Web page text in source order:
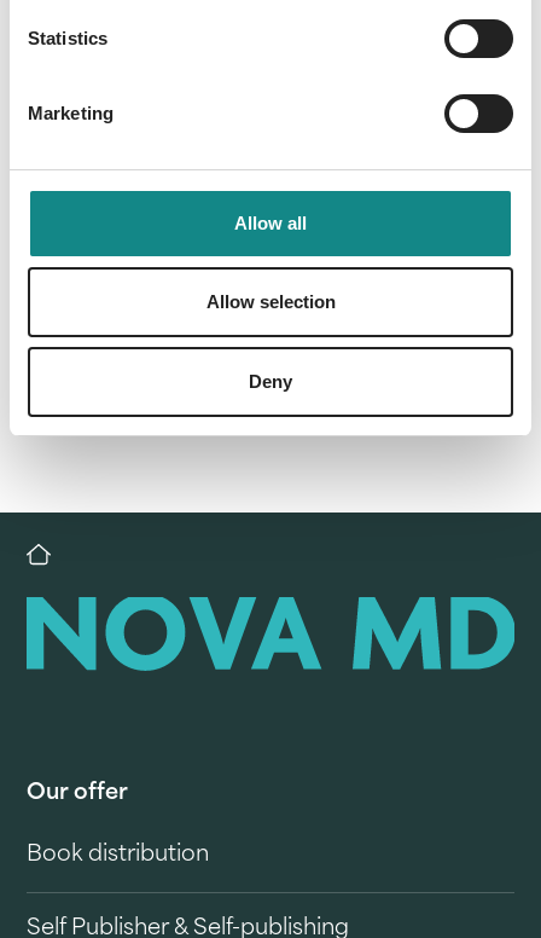
Statistics
Marketing
Allow all
Allow selection
Deny
Our offer
Book distribution
Self Publisher & Self-publishing